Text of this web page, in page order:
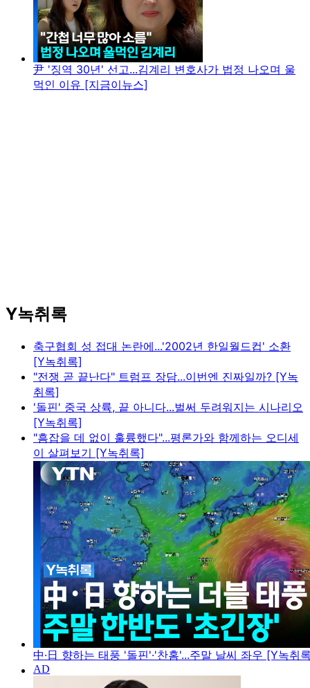
尹 '징역 30년' 선고...김계리 변호사가 법정 나오며 울
먹인 이유 [지금이뉴스]
Y녹취록
축구협회 성 접대 논란에...'2002년 한일월드컵' 소환
[Y녹취록]
"전쟁 곧 끝난다" 트럼프 장담...이번엔 진짜일까? [Y녹
취록]
'돌핀' 중국 상륙, 끝 아니다...벌써 두려워지는 시나리오
[Y녹취록]
"흠잡을 데 없이 훌륭했다"...평론가와 함께하는 오디세
이 살펴보기 [Y녹취록]
中·日 향하는 태풍 '돌핀'·'찬홈'...주말 날씨 좌우 [Y녹취